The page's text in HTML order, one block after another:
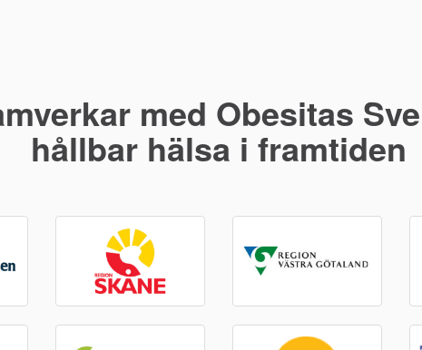
med Obesitas
hållbar hälsa i framtiden